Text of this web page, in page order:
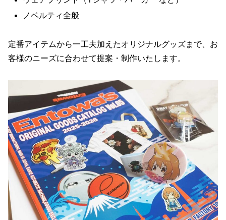
ノベルティ全般
定番アイテムから一工夫加えたオリジナルグッズまで、お
客様のニーズに合わせて提案・制作いたします。